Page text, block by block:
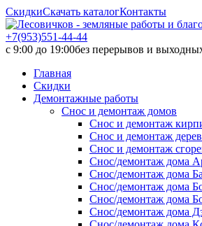
СкидкиСкачать каталогКонтакты
+7(953)551-44-44
с 9:00 до 19:00без перерывов и
Главная
Скидки
Демонтажные работы
Снос и демонтаж домов
Снос и демонтаж
Снос и демонтаж
Снос и демонтаж
Снос/демонтаж дома
Снос/демонтаж дома
Снос/демонтаж дома
Снос/демонтаж дома
Снос/демонтаж дома